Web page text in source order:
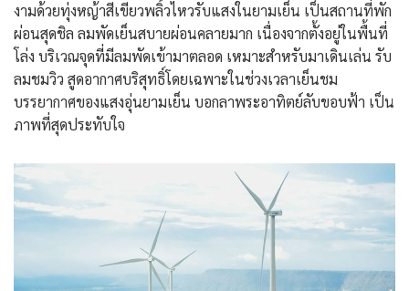
งามด้วยทุ่งหญ้าสีเขียวพลิ้วไหวรับแสงในยามเย็น เป็นสถานที่พัก
ผ่อนสุดชิล ลมพัดเย็นสบายผ่อนคลายมาก เนื่องจากตั้งอยู่ในพื้นที่
โล่ง บริเวณจุดที่มีลมพัดเข้ามาตลอด เหมาะสำหรับมาเดินเล่น รับ
ลมชมวิว สูดอากาศบริสุทธิ์โดยเฉพาะในช่วงเวลาเย็นชม
บรรยากาศของแสงอุ่นยามเย็น บอกลาพระอาทิตย์ลับขอบฟ้า เป็น
ภาพที่สุดประทับใจ